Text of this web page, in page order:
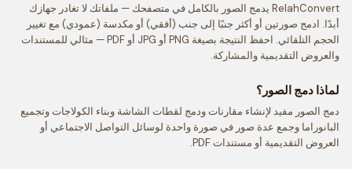
RelahConvert يدمج الصور بالكامل في متصفحك — ملفاتك لا تغادر جهازك
أبدًا. ادمج صورتين أو أكثر جنبًا إلى جنب (أفقي) أو مكدسة (عمودي) مع تغيير
الحجم التلقائي. احفظ النتيجة بصيغة PNG أو JPG أو PDF — مثالي للمستندات
والعروض التقديمية والمشاركة.
لماذا دمج الصور؟
دمج الصور مفيد لإنشاء مقارنات ودمج لقطات الشاشة وبناء الكولاجات وتجميع
البانوراما وجمع عدة صور في صورة واحدة لوسائل التواصل الاجتماعي أو
العروض التقديمية أو مستندات PDF.